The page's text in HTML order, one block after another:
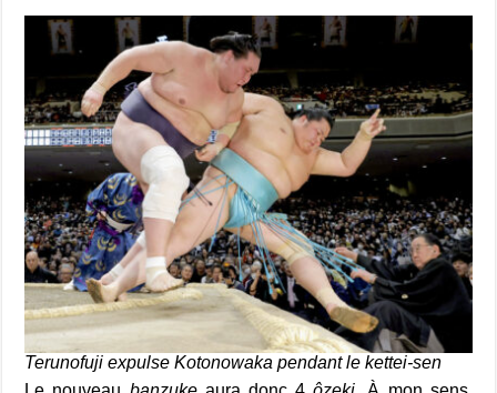
Terunofuji expulse Kotonowaka pendant le kettei-sen